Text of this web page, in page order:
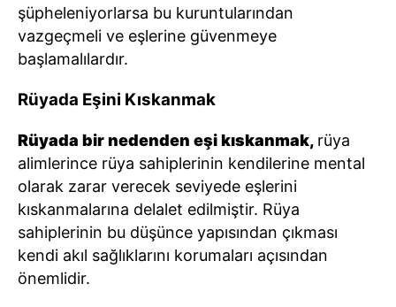
şüpheleniyorlarsa bu kuruntularından
vazgeçmeli ve eşlerine güvenmeye
başlamalılardır.
Rüyada Eşini Kıskanmak
Rüyada bir nedenden eşi kıskanmak, rüya
alimlerince rüya sahiplerinin kendilerine mental
olarak zarar verecek seviyede eşlerini
kıskanmalarına delalet edilmiştir. Rüya
sahiplerinin bu düşünce yapısından çıkması
kendi akıl sağlıklarını korumaları açısından
önemlidir.